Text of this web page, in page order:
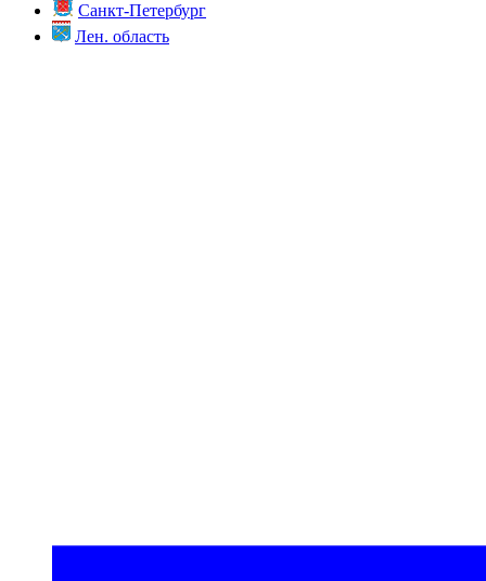
Санкт-Петербург
Лен. область